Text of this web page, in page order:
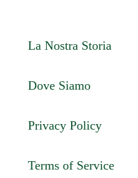
La Nostra Storia
Dove Siamo
Privacy Policy
Terms of Service